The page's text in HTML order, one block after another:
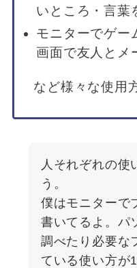
いところ・言葉
モニターでゲ
画面で友人とメ
など様々な使用
人それぞれの使
う。
僕はモニターで
書いてるよ。パ
調べたり必要な
ている使い方が1